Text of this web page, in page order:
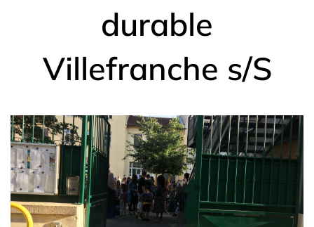
durable
Villefranche s/S